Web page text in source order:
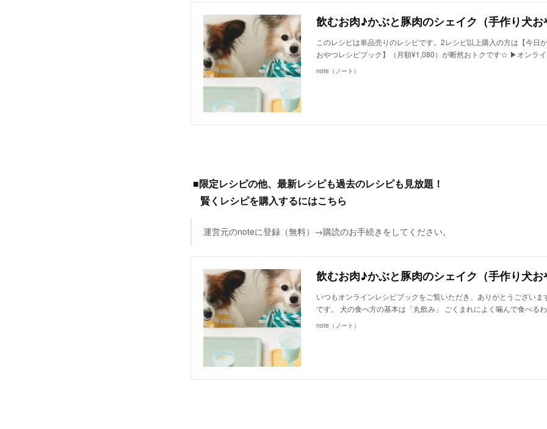
このレシピは単品売りのレシピです。2レシピ以上購入の方は【今日
おやつレシピブック】（月額¥1,080）が断然おトクです☆ ▶︎オンラ
note（ノート）
■限定レシピの他、最新レシピも過去のレシピも見放題！
賢くレシピを購入するにはこちら
運営元のnoteに登録（無料）→購読のお手続きをしてください。
いつもオンラインレシピブックをご覧いただき、ありがとうござい
です。 犬の食べ方の基本は「丸飲み」 ごくまれによく噛んで食べる
note（ノート）